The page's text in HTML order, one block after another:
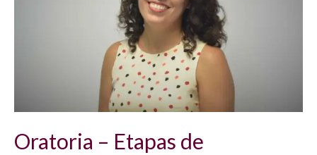
Oratoria – Etapas de